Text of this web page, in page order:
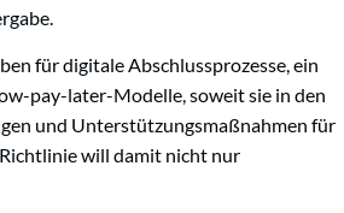
für digitale Abschlussprozesse, ein
pay-later-Modelle, soweit sie in den
und Unterstützungsmaßnahmen für
will damit nicht nur